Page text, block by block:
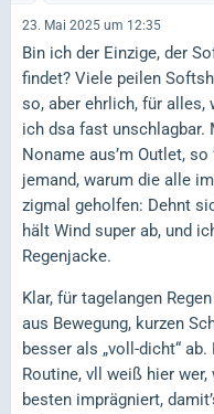
23. Mai 2025 um 12:35
Bin ich der Einzige, der
findet? Viele peilen
so, aber ehrlich, für alles,
ich dsa fast
Noname aus’m Outlet,
jemand, warum die alle
zigmal geholfen: Dehnt
hält Wind super ab, und
Regenjacke.
Klar, für tagelangen
aus Bewegung, kurzen
besser als „voll-dicht“
Routine, vll weiß hier
besten imprägniert,